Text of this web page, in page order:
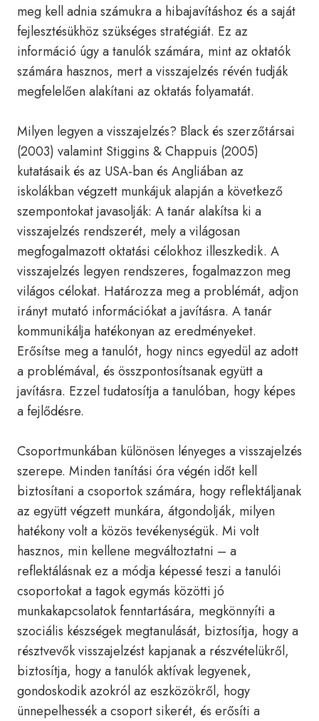
meg kell adnia számukra a hibajavításhoz és a saját
fejlesztésükhöz szükséges stratégiát. Ez az
információ úgy a tanulók számára, mint az oktatók
számára hasznos, mert a visszajelzés révén tudják
megfelelően alakítani az oktatás folyamatát.
Milyen legyen a visszajelzés? Black és szerzőtársai
(2003) valamint Stiggins & Chappuis (2005)
kutatásaik és az USA-ban és Angliában az
iskolákban végzett munkájuk alapján a következő
szempontokat javasolják: A tanár alakítsa ki a
visszajelzés rendszerét, mely a világosan
megfogalmazott oktatási célokhoz illeszkedik. A
visszajelzés legyen rendszeres, fogalmazzon meg
világos célokat. Határozza meg a problémát, adjon
irányt mutató információkat a javításra. A tanár
kommunikálja hatékonyan az eredményeket.
Erősítse meg a tanulót, hogy nincs egyedül az adott
a problémával, és összpontosítsanak együtt a
javításra. Ezzel tudatosítja a tanulóban, hogy képes
a fejlődésre.
Csoportmunkában különösen lényeges a visszajelzés
szerepe. Minden tanítási óra végén időt kell
biztosítani a csoportok számára, hogy reflektáljanak
az együtt végzett munkára, átgondolják, milyen
hatékony volt a közös tevékenységük. Mi volt
hasznos, min kellene megváltoztatni – a
reflektálásnak ez a módja képessé teszi a tanulói
csoportokat a tagok egymás közötti jó
munkakapcsolatok fenntartására, megkönnyíti a
szociális készségek megtanulását, biztosítja, hogy a
résztvevők visszajelzést kapjanak a részvételükről,
biztosítja, hogy a tanulók aktívak legyenek,
gondoskodik azokról az eszközökről, hogy
ünnepelhessék a csoport sikerét, és erősíti a